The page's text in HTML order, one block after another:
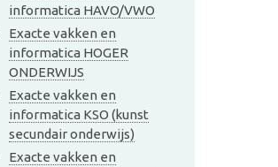
informatica HAVO/VWO
Exacte vakken en
informatica HOGER
ONDERWIJS
Exacte vakken en
informatica KSO (kunst
secundair onderwijs)
Exacte vakken en